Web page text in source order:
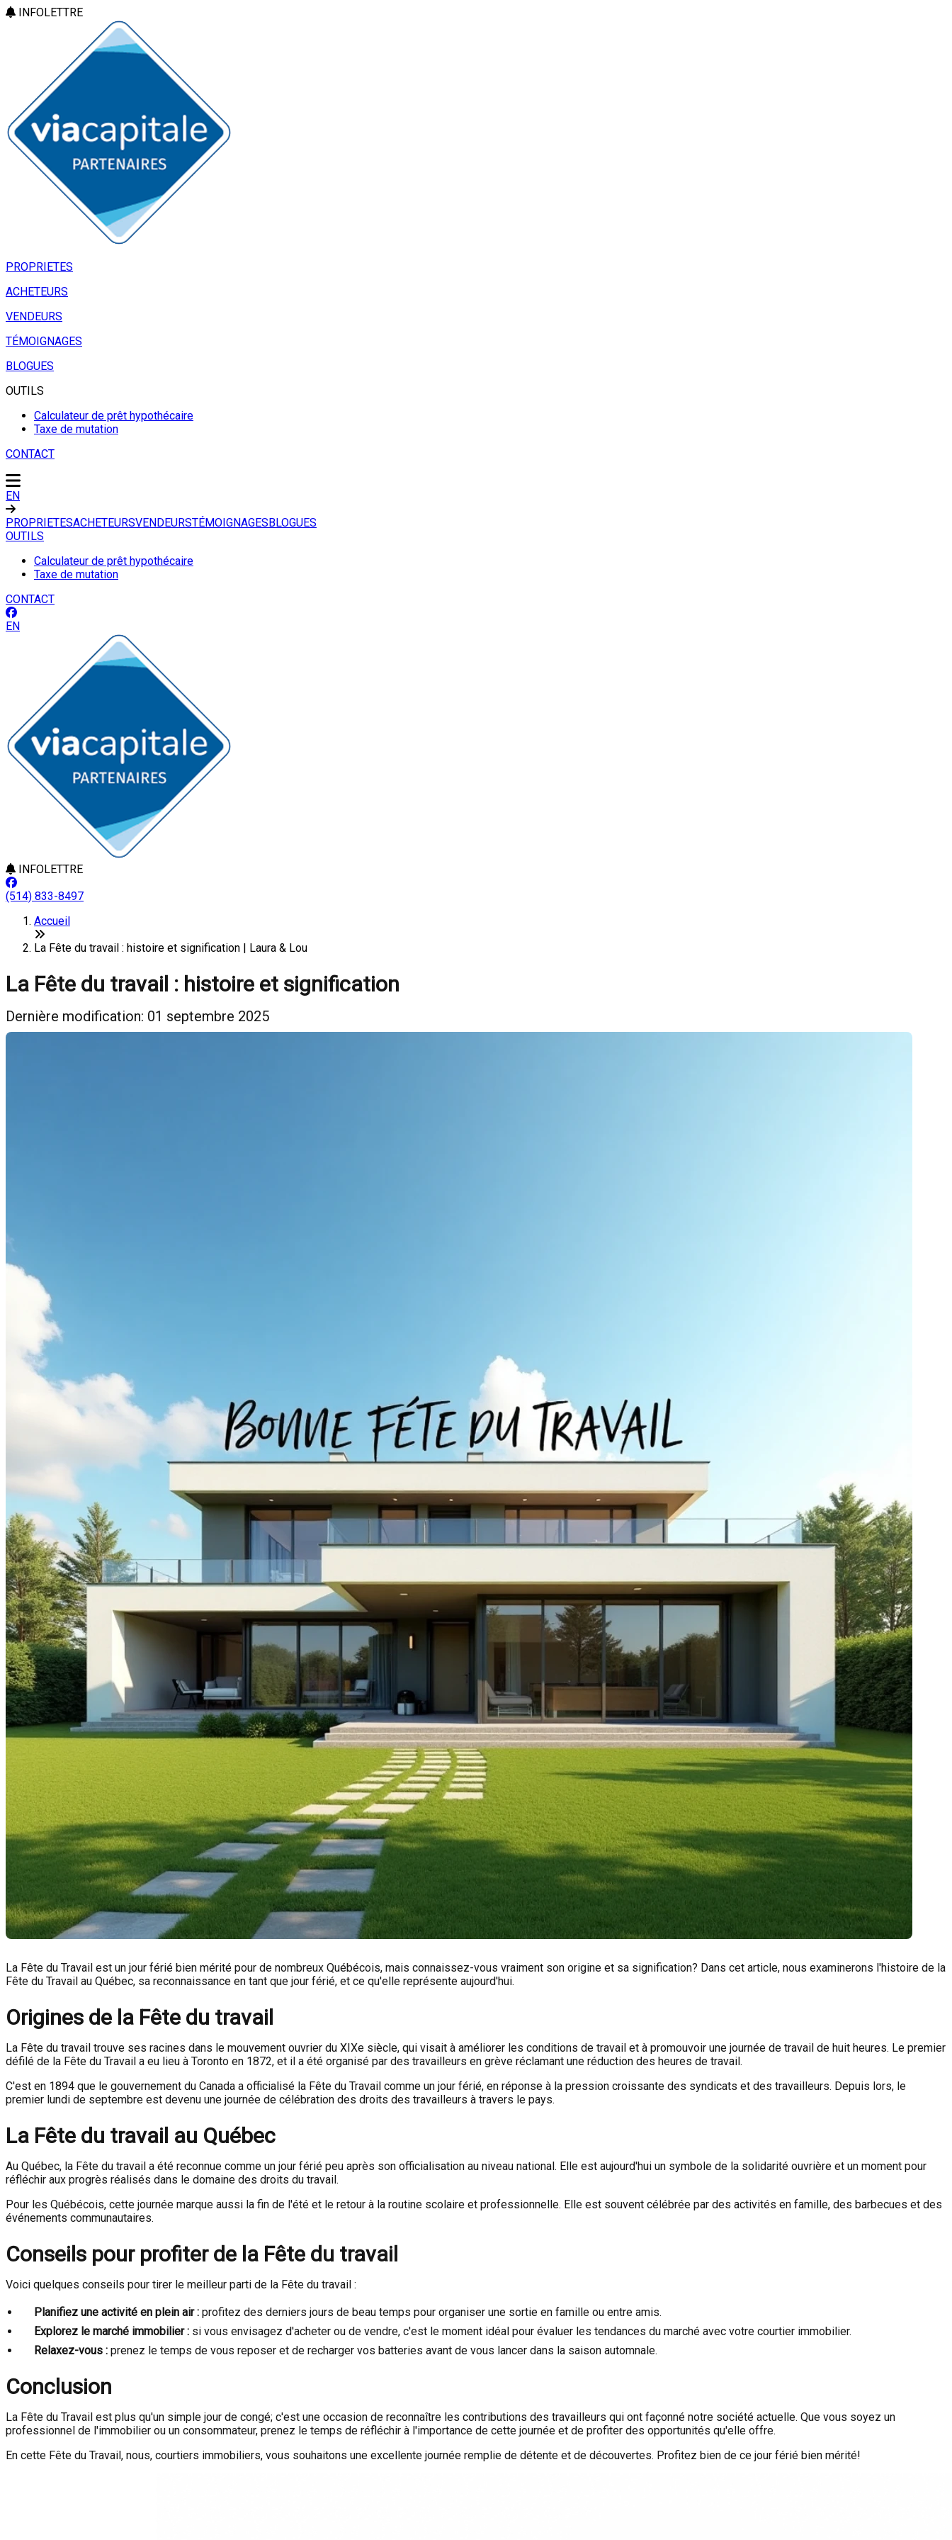
INFOLETTRE
PROPRIETES
ACHETEURS
VENDEURS
TÉMOIGNAGES
BLOGUES
OUTILS
Calculateur de prêt hypothécaire
Taxe de mutation
CONTACT
EN
PROPRIETESACHETEURSVENDEURSTÉMOIGNAGESBLOGUES
OUTILS
Calculateur de prêt hypothécaire
Taxe de mutation
CONTACT
EN
INFOLETTRE
(514) 833-8497
Accueil
La Fête du travail : histoire et signification | Laura & Lou
La Fête du travail : histoire et signification
Dernière modification: 01 septembre 2025
La Fête du Travail est un jour férié bien mérité pour de nombreux Québécois, mais connaissez-vous vraiment son origine et sa signification? Dans cet article, nous examinerons l'histoire de la
Fête du Travail au Québec, sa reconnaissance en tant que jour férié, et ce qu'elle représente aujourd'hui.
Origines de la Fête du travail
La Fête du travail trouve ses racines dans le mouvement ouvrier du XIXe siècle, qui visait à améliorer les conditions de travail et à promouvoir une journée de travail de huit heures. Le premier
défilé de la Fête du Travail a eu lieu à Toronto en 1872, et il a été organisé par des travailleurs en grève réclamant une réduction des heures de travail.
C'est en 1894 que le gouvernement du Canada a officialisé la Fête du Travail comme un jour férié, en réponse à la pression croissante des syndicats et des travailleurs. Depuis lors, le
premier lundi de septembre est devenu une journée de célébration des droits des travailleurs à travers le pays.
La Fête du travail au Québec
Au Québec, la Fête du travail a été reconnue comme un jour férié peu après son officialisation au niveau national. Elle est aujourd'hui un symbole de la solidarité ouvrière et un moment pour
réfléchir aux progrès réalisés dans le domaine des droits du travail.
Pour les Québécois, cette journée marque aussi la fin de l'été et le retour à la routine scolaire et professionnelle. Elle est souvent célébrée par des activités en famille, des barbecues et des
événements communautaires.
Conseils pour profiter de la Fête du travail
Voici quelques conseils pour tirer le meilleur parti de la Fête du travail :
Planifiez une activité en plein air : profitez des derniers jours de beau temps pour organiser une sortie en famille ou entre amis.
Explorez le marché immobilier : si vous envisagez d'acheter ou de vendre, c'est le moment idéal pour évaluer les tendances du marché avec votre courtier immobilier.
Relaxez-vous : prenez le temps de vous reposer et de recharger vos batteries avant de vous lancer dans la saison automnale.
Conclusion
La Fête du Travail est plus qu'un simple jour de congé; c'est une occasion de reconnaître les contributions des travailleurs qui ont façonné notre société actuelle. Que vous soyez un
professionnel de l'immobilier ou un consommateur, prenez le temps de réfléchir à l'importance de cette journée et de profiter des opportunités qu'elle offre.
En cette Fête du Travail, nous, courtiers immobiliers, vous souhaitons une excellente journée remplie de détente et de découvertes. Profitez bien de ce jour férié bien mérité!